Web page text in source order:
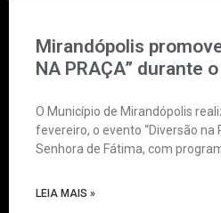
Mirandópolis
NA PRAÇA” durante
O Município de Mirandópolis
fevereiro, o evento “Diversão na
Senhora de Fátima, com
LEIA MAIS »